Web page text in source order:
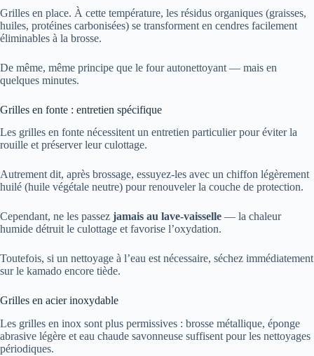
Grilles en place. À cette température, les résidus organiques (graisses,
huiles, protéines carbonisées) se transforment en cendres facilement
éliminables à la brosse.
De même, même principe que le four autonettoyant — mais en
quelques minutes.
Grilles en fonte : entretien spécifique
Les grilles en fonte nécessitent un entretien particulier pour éviter la
rouille et préserver leur culottage.
Autrement dit, après brossage, essuyez-les avec un chiffon légèrement
huilé (huile végétale neutre) pour renouveler la couche de protection.
Cependant, ne les passez jamais au lave-vaisselle — la chaleur
humide détruit le culottage et favorise l’oxydation.
Toutefois, si un nettoyage à l’eau est nécessaire, séchez immédiatement
sur le kamado encore tiède.
Grilles en acier inoxydable
Les grilles en inox sont plus permissives : brosse métallique, éponge
abrasive légère et eau chaude savonneuse suffisent pour les nettoyages
périodiques.